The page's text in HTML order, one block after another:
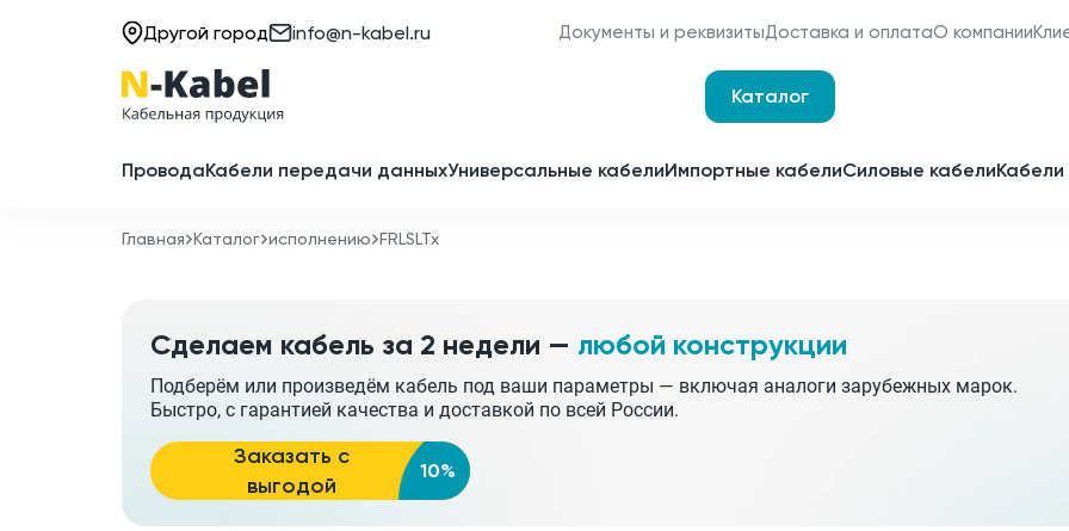
Другой город info@n-kabel.ru Документы и реквизитыДоставка и оплатаО компании
Наши сертификаты
Оплата и доставка
Получить
Каталог
ПроводаКабели передачи данныхУниверсальные кабелиИмпортные кабелиСиловые кабелиКабели
Главная Каталог исполнению FRLSLTx
Сделаем кабель за 2 недели — любой конструкции
Подберём или произведём кабель под ваши параметры — включая аналоги зарубежных марок.
Быстро, с гарантией качества и доставкой по всей России.
Заказать с
выгодой
10%